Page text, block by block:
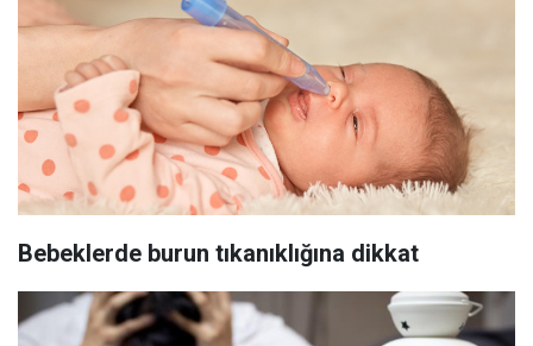
Bebeklerde burun tıkanıklığına dikkat